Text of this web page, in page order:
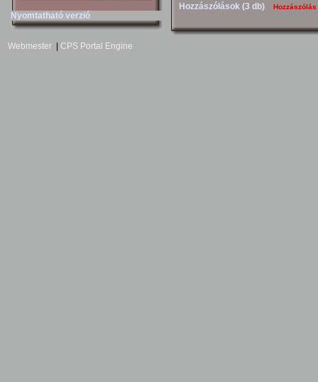
Nyomtatható verzió
Hozzászólások (3 db) Hozzászólás
Webmester CPS Portal Engine